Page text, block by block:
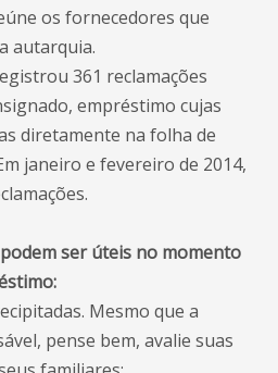
os fornecedores que
autarquia.
361 reclamações
empréstimo cujas
diretamente na folha de
janeiro e fevereiro de 2014,
ser úteis no momento
Mesmo que a
pense bem, avalie suas